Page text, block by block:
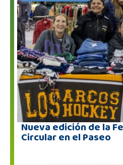
Nueva edición de la
Circular en el Paseo